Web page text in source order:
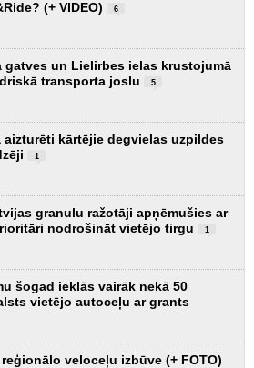
(+ VIDEO) 6
gatves un Lielirbes ielas krustojumā
transporta joslu
5
aizturēti kārtējie degvielas uzpildes
1
granulu ražotāji apņēmušies ar
nodrošināt vietējo tirgu
1
šogad ieklās vairāk nekā 50
vietējo autoceļu ar grants
veloceļu izbūve (+ FOTO)